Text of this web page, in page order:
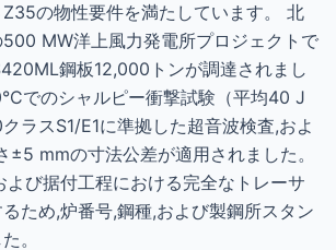
の物性要件を満たしています。 北
MW洋上風力発電所プロジェクトで
鋼板12,000トンが調達されまし
でのシャルピー衝撃試験（平均40 J
ラスS1/E1に準拠した超音波検査,およ
±5 mmの寸法公差が適用されました。
よび据付工程における完全なトレーサ
ため,炉番号,鋼種,および製鋼所スタン
。